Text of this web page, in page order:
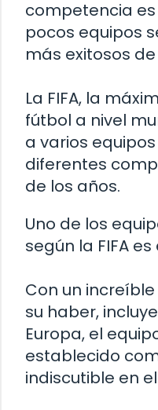
competencia es
pocos equipos
más exitosos
La FIFA, la
fútbol a nivel
a varios
diferentes
de los años.
Uno de los
según la FIFA
Con un
su haber,
Europa, el
establecido
indiscutible en